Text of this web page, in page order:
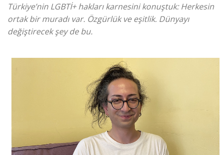
Türkiye’nin LGBTİ+ hakları karnesini konuştuk: Herkesin
ortak bir muradı var. Özgürlük ve eşitlik. Dünyayı
değiştirecek şey de bu.